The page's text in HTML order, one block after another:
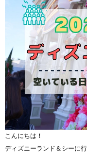
こんにちは！
ディズニーランド＆シーに